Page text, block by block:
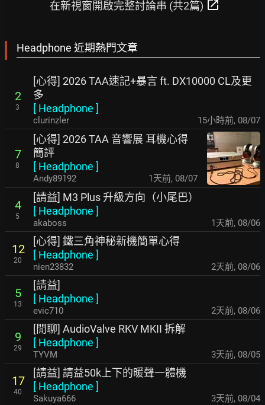
在新視窗開啟完整討論串 (共2篇) open_in_new
Headphone 近期熱門文章
2
3
[心得] 2026 TAA速記+暴言 ft. DX10000 CL及更
多
[ Headphone ]
clurinzler 15小時前, 08/07
7
8
[心得] 2026 TAA 音響展 耳機心得
簡評
[ Headphone ]
Andy89192 1天前, 08/07
4
5
[請益] M3 Plus 升級方向（小尾巴）
[ Headphone ]
akaboss 1天前, 08/06
12
20
[心得] 鐵三角神秘新機簡單心得
[ Headphone ]
nien23832 2天前, 08/06
5
13
[請益]
[ Headphone ]
evic710 2天前, 08/06
9
29
[閒聊] AudioValve RKV MKII 拆解
[ Headphone ]
TYVM 3天前, 08/05
17
40
[請益] 請益50k上下的暖聲一體機
[ Headphone ]
Sakuya666 3天前, 08/04